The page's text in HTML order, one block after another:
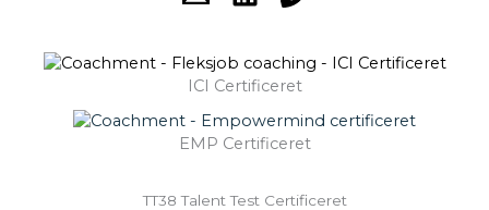
ICI Certificeret
EMP Certificeret
TT38 Talent Test Certificeret